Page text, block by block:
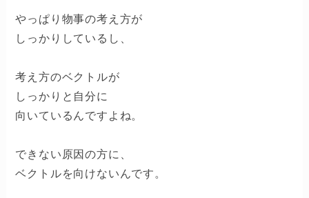
やっぱり物事の考え方が
しっかりしているし、
考え方のベクトルが
しっかりと自分に
向いているんですよね。
できない原因の方に、
ベクトルを向けないんです。